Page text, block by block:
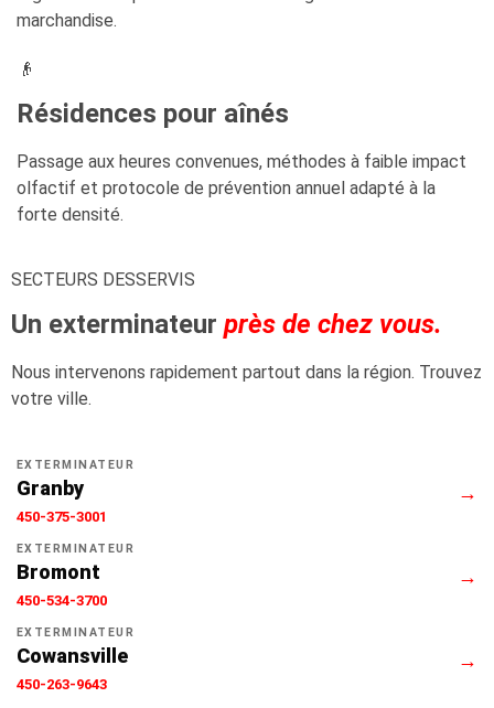
marchandise.
👴
Résidences pour aînés
Passage aux heures convenues, méthodes à faible impact
olfactif et protocole de prévention annuel adapté à la
forte densité.
SECTEURS DESSERVIS
Un exterminateur près de chez vous.
Nous intervenons rapidement partout dans la région. Trouvez
votre ville.
EXTERMINATEUR
Granby
450-375-3001
→
EXTERMINATEUR
Bromont
450-534-3700
→
EXTERMINATEUR
Cowansville
450-263-9643
→